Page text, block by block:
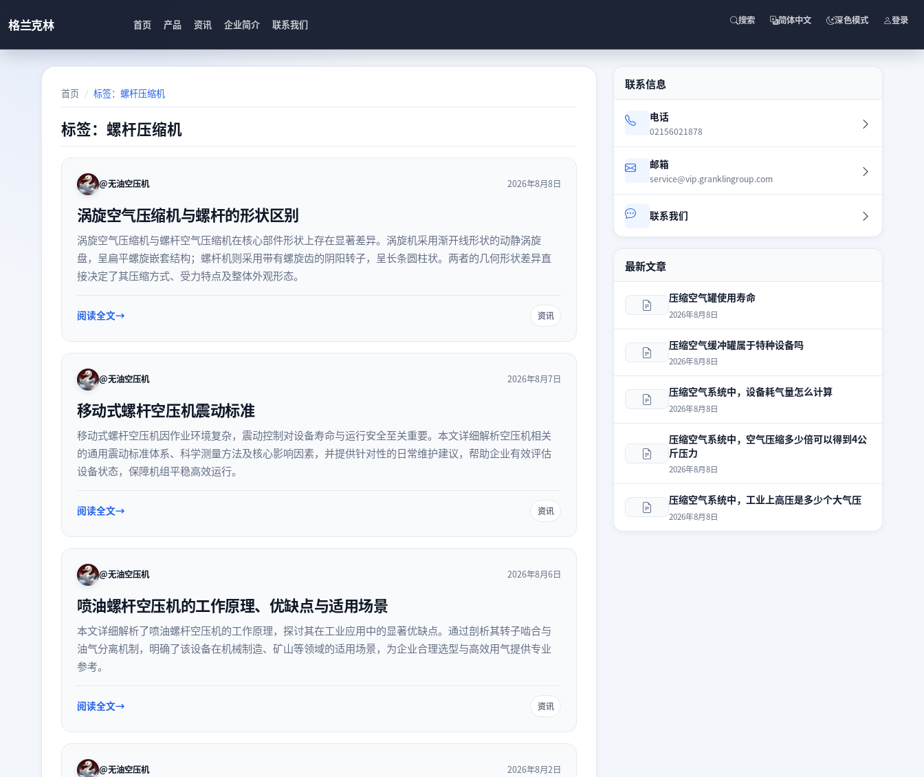
格兰克林 首页 产品 资讯 企业简介 联系我们 搜索 简体中文 深色模式 登录
首页 标签：螺杆压缩机
标签：螺杆压缩机
@无油空压机 2026年8月8日
涡旋空气压缩机与螺杆的形状区别
涡旋空气压缩机与螺杆空气压缩机在核心部件形状上存在显著差异。涡旋机采用渐开线形状的动静涡旋
盘，呈扁平螺旋嵌套结构；螺杆机则采用带有螺旋齿的阴阳转子，呈长条圆柱状。两者的几何形状差异直
接决定了其压缩方式、受力特点及整体外观形态。
阅读全文 资讯
@无油空压机 2026年8月7日
移动式螺杆空压机震动标准
移动式螺杆空压机因作业环境复杂，震动控制对设备寿命与运行安全至关重要。本文详细解析空压机相关
的通用震动标准体系、科学测量方法及核心影响因素，并提供针对性的日常维护建议，帮助企业有效评估
设备状态，保障机组平稳高效运行。
阅读全文 资讯
@无油空压机 2026年8月6日
喷油螺杆空压机的工作原理、优缺点与适用场景
本文详细解析了喷油螺杆空压机的工作原理，探讨其在工业应用中的显著优缺点。通过剖析其转子啮合与
油气分离机制，明确了该设备在机械制造、矿山等领域的适用场景，为企业合理选型与高效用气提供专业
参考。
阅读全文 资讯
@无油空压机 2026年8月2日
联系信息
电话
02156021878
邮箱
service@vip.granklingroup.com
联系我们
最新文章
压缩空气罐使用寿命
2026年8月8日
压缩空气缓冲罐属于特种设备吗
2026年8月8日
压缩空气系统中，设备耗气量怎么计算
2026年8月8日
压缩空气系统中，空气压缩多少倍可以得到4公
斤压力
2026年8月8日
压缩空气系统中，工业上高压是多少个大气压
2026年8月8日